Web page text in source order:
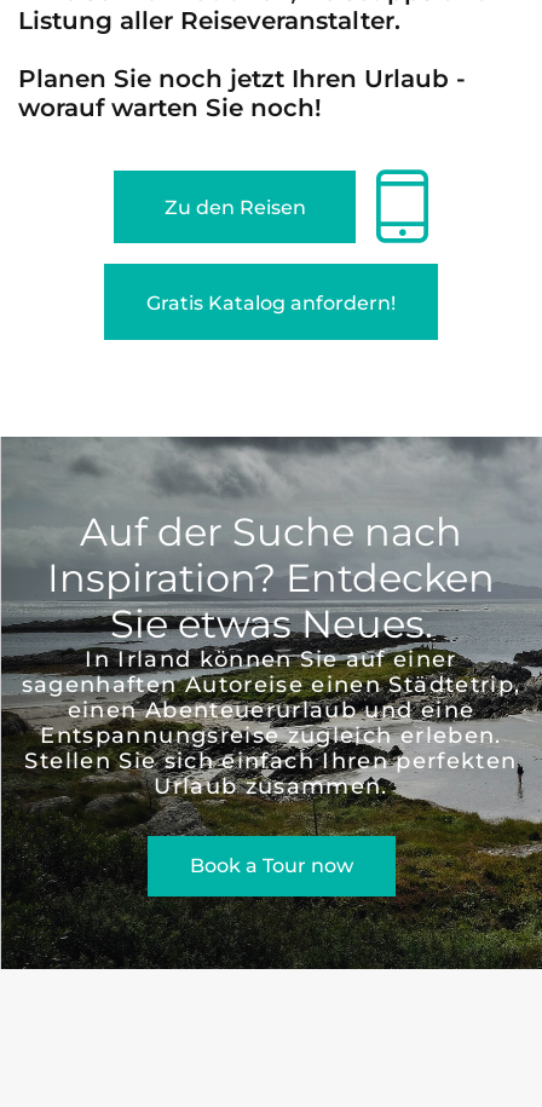
Listung aller Reiseveranstalter.
Planen Sie noch jetzt Ihren Urlaub -
worauf warten Sie noch!
Zu den Reisen
Gratis Katalog anfordern!
Auf der Suche nach
Inspiration? Entdecken
Sie etwas Neues.
In Irland können Sie auf einer
sagenhaften Autoreise einen Städtetrip,
einen Abenteuerurlaub und eine
Entspannungsreise zugleich erleben.
Stellen Sie sich einfach Ihren perfekten
Urlaub zusammen.
Book a Tour now